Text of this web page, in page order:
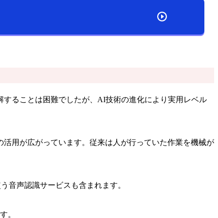
ることは困難でしたが、AI技術の進化により実用レベル
用が広がっています。従来は人が行っていた作業を機械が
音声認識サービスも含まれます。
。